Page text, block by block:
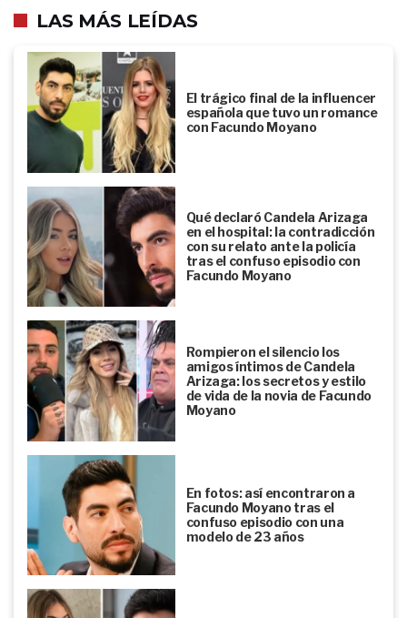
LAS MÁS LEÍDAS
El trágico final de la influencer
española que tuvo un romance
con Facundo Moyano
Qué declaró Candela Arizaga
en el hospital: la contradicción
con su relato ante la policía
tras el confuso episodio con
Facundo Moyano
Rompieron el silencio los
amigos íntimos de Candela
Arizaga: los secretos y estilo
de vida de la novia de Facundo
Moyano
En fotos: así encontraron a
Facundo Moyano tras el
confuso episodio con una
modelo de 23 años